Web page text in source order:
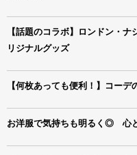
【話題のコラボ】ロンドン・
リジナルグッズ
【何枚あっても便利！】コー
お洋服で気持ちも明るく◎ 心